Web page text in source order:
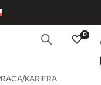
0
KARIERA